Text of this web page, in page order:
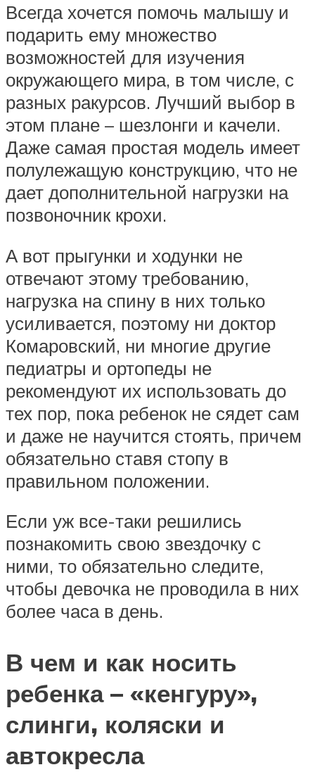
Всегда хочется помочь малышу и
подарить ему множество
возможностей для изучения
окружающего мира, в том числе, с
разных ракурсов. Лучший выбор в
этом плане – шезлонги и качели.
Даже самая простая модель имеет
полулежащую конструкцию, что не
дает дополнительной нагрузки на
позвоночник крохи.
А вот прыгунки и ходунки не
отвечают этому требованию,
нагрузка на спину в них только
усиливается, поэтому ни доктор
Комаровский, ни многие другие
педиатры и ортопеды не
рекомендуют их использовать до
тех пор, пока ребенок не сядет сам
и даже не научится стоять, причем
обязательно ставя стопу в
правильном положении.
Если уж все-таки решились
познакомить свою звездочку с
ними, то обязательно следите,
чтобы девочка не проводила в них
более часа в день.
В чем и как носить
ребенка – «кенгуру»,
слинги, коляски и
автокресла